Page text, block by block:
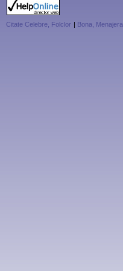
Citate Celebre, Folclor | Bona, Menajera